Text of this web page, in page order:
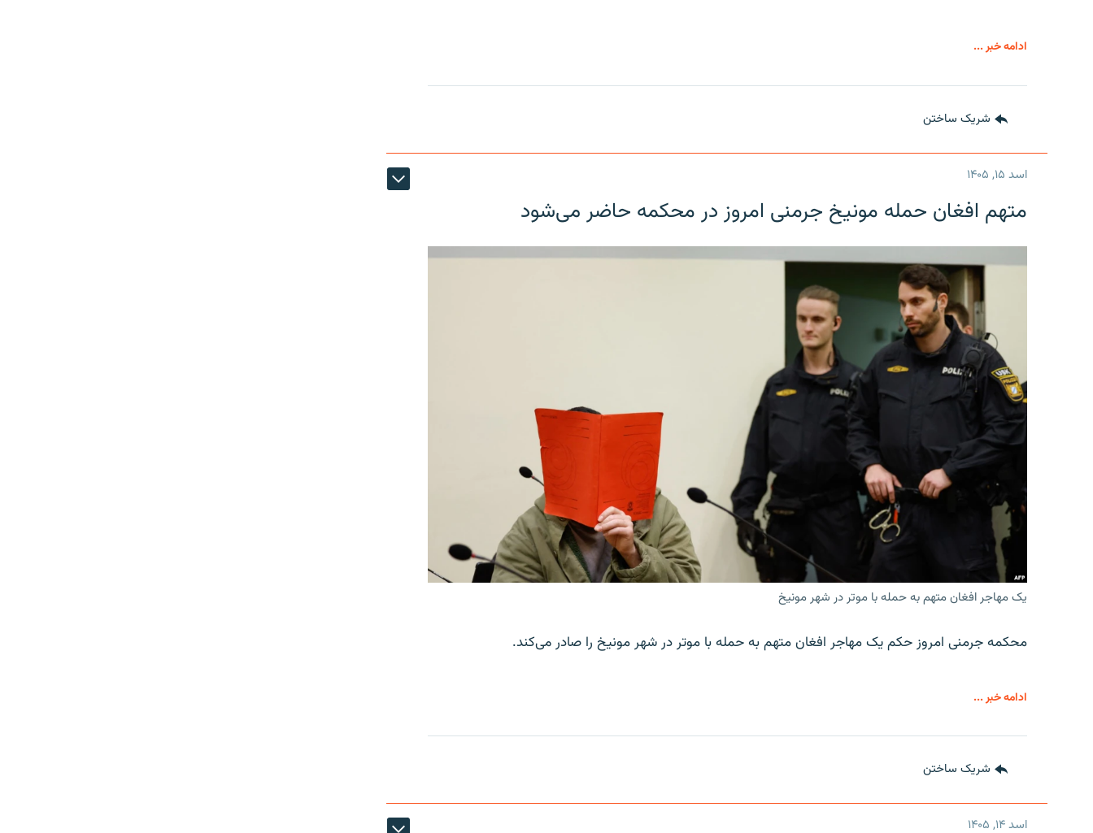
ادامه خبر ...
شریک ساختن
اسد ۱۵, ۱۴۰۵
متهم افغان حمله مونیخ جرمنی امروز در محکمه حاضر می‌شود
یک مهاجر افغان متهم به حمله با موتر در شهر مونیخ
محکمه جرمنی امروز حکم یک مهاجر افغان متهم به حمله با موتر در شهر مونیخ را صادر می‌کند.
ادامه خبر ...
شریک ساختن
اسد ۱۴, ۱۴۰۵